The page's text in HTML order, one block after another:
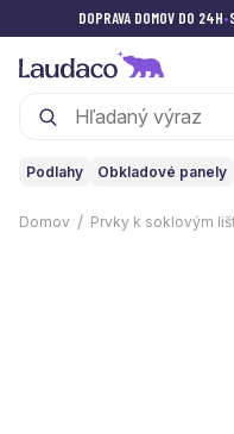
DOPRAVA DOMOV DO 24H•
Podlahy Obkladové panely
Domov Prvky k soklovým